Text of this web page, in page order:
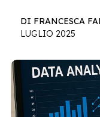
DI FRANCESCA
LUGLIO 2025